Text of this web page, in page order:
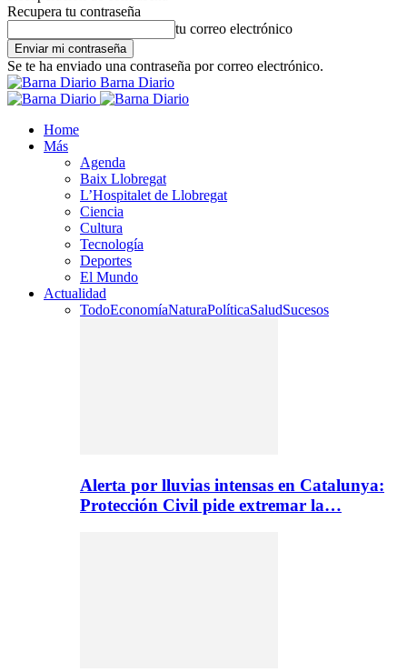
Recupera tu contraseña
tu correo electrónico
Se te ha enviado una contraseña por correo electrónico.
Barna Diario
Home
Más
Agenda
Baix Llobregat
L’Hospitalet de Llobregat
Ciencia
Cultura
Tecnología
Deportes
El Mundo
Actualidad
TodoEconomíaNaturaPolíticaSaludSucesos
Alerta por lluvias intensas en Catalunya:
Protección Civil pide extremar la…